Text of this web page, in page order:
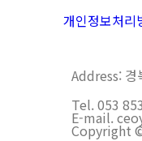
개인정보처리
Address: 경
Tel. 053
E-mail.
Copyright